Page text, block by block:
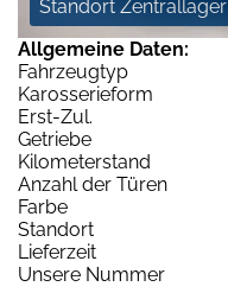
Standort Zentrallager
Allgemeine Daten:
Fahrzeugtyp
Karosserieform
Erst-Zul.
Getriebe
Kilometerstand
Anzahl der Türen
Farbe
Standort
Lieferzeit
Unsere Nummer